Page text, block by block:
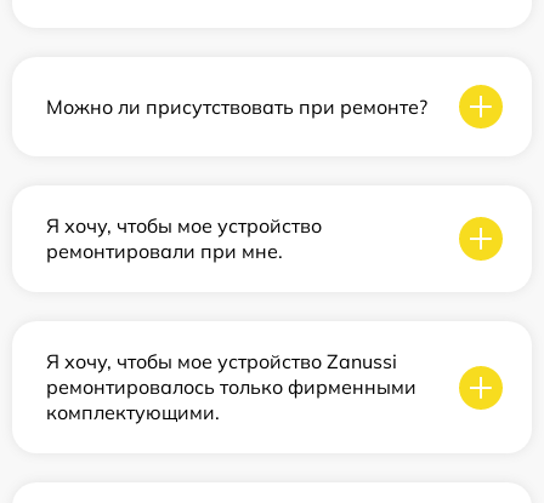
Можно ли присутствовать при ремонте?
Я хочу, чтобы мое устройство
ремонтировали при мне.
Я хочу, чтобы мое устройство Zanussi
ремонтировалось только фирменными
комплектующими.